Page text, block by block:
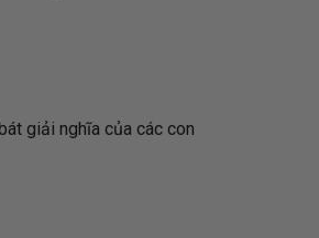
giải nghĩa của các con